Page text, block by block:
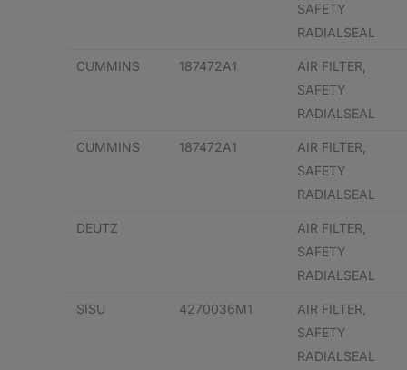
SAFETY
RADIALSEAL
CUMMINS 187472A1
AIR FILTER,
SAFETY
RADIALSEAL
CUMMINS 187472A1
AIR FILTER,
SAFETY
RADIALSEAL
DEUTZ
AIR FILTER,
SAFETY
RADIALSEAL
SISU 4270036M1
AIR FILTER,
SAFETY
RADIALSEAL